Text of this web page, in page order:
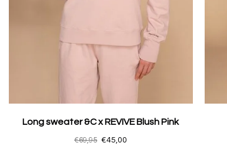
Long sweater &C x REVIVE Blush Pink
€69,95 €45,00